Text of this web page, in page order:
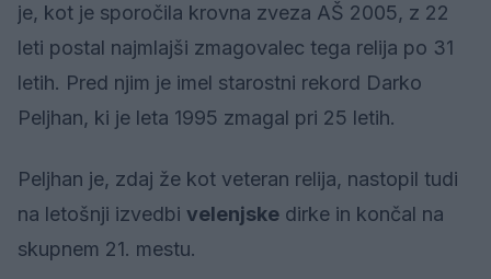
je, kot je sporočila krovna zveza AŠ 2005, z 22
leti postal najmlajši zmagovalec tega relija po 31
letih. Pred njim je imel starostni rekord Darko
Peljhan, ki je leta 1995 zmagal pri 25 letih.
Peljhan je, zdaj že kot veteran relija, nastopil tudi
na letošnji izvedbi velenjske dirke in končal na
skupnem 21. mestu.